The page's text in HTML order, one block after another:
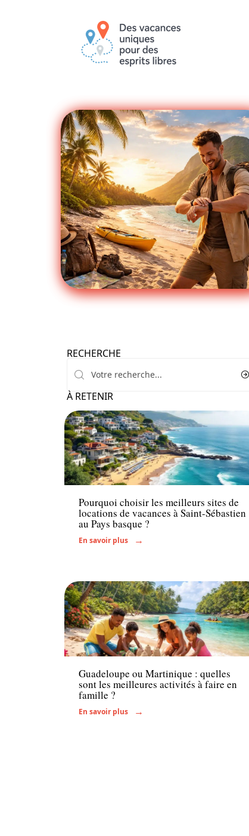
RECHERCHE
À RETENIR
Hébergement
Pourquoi choisir les meilleurs sites de
locations de vacances à Saint-Sébastien
au Pays basque ?
En savoir plus
Activités
Guadeloupe ou Martinique : quelles
sont les meilleures activités à faire en
famille ?
En savoir plus